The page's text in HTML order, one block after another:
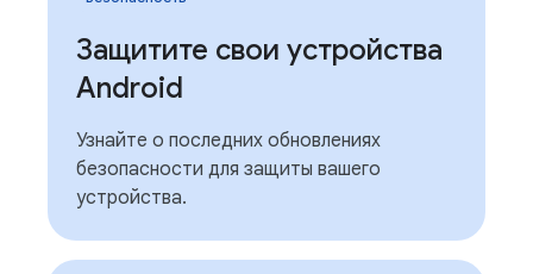
Защитите свои устройства
Android
Узнайте о последних обновлениях
безопасности для защиты вашего
устройства.